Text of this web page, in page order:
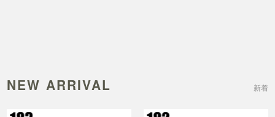
NEW ARRIVAL 新着